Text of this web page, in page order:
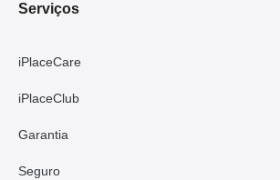
Serviços
iPlaceCare
iPlaceClub
Garantia
Seguro